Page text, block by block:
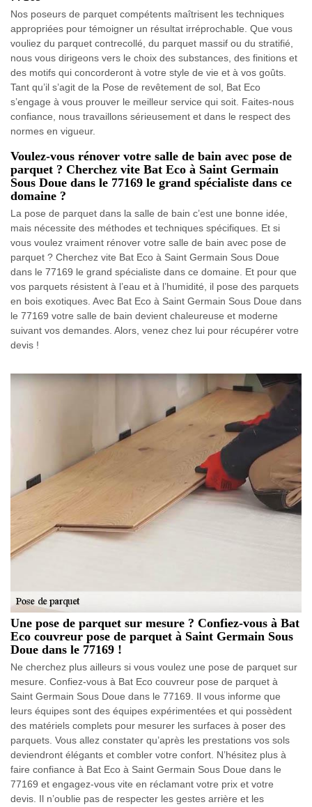
Nos poseurs de parquet compétents maîtrisent les techniques
appropriées pour témoigner un résultat irréprochable. Que vous
vouliez du parquet contrecollé, du parquet massif ou du stratifié,
nous vous dirigeons vers le choix des substances, des finitions et
des motifs qui concorderont à votre style de vie et à vos goûts.
Tant qu’il s’agit de la Pose de revêtement de sol, Bat Eco
s’engage à vous prouver le meilleur service qui soit. Faites-nous
confiance, nous travaillons sérieusement et dans le respect des
normes en vigueur.
Voulez-vous rénover votre salle de bain avec pose de
parquet ? Cherchez vite Bat Eco à Saint Germain
Sous Doue dans le 77169 le grand spécialiste dans ce
domaine ?
La pose de parquet dans la salle de bain c’est une bonne idée,
mais nécessite des méthodes et techniques spécifiques. Et si
vous voulez vraiment rénover votre salle de bain avec pose de
parquet ? Cherchez vite Bat Eco à Saint Germain Sous Doue
dans le 77169 le grand spécialiste dans ce domaine. Et pour que
vos parquets résistent à l’eau et à l’humidité, il pose des parquets
en bois exotiques. Avec Bat Eco à Saint Germain Sous Doue dans
le 77169 votre salle de bain devient chaleureuse et moderne
suivant vos demandes. Alors, venez chez lui pour récupérer votre
devis !
Une pose de parquet sur mesure ? Confiez-vous à Bat
Eco couvreur pose de parquet à Saint Germain Sous
Doue dans le 77169 !
Ne cherchez plus ailleurs si vous voulez une pose de parquet sur
mesure. Confiez-vous à Bat Eco couvreur pose de parquet à
Saint Germain Sous Doue dans le 77169. Il vous informe que
leurs équipes sont des équipes expérimentées et qui possèdent
des matériels complets pour mesurer les surfaces à poser des
parquets. Vous allez constater qu’après les prestations vos sols
deviendront élégants et combler votre confort. N’hésitez plus à
faire confiance à Bat Eco à Saint Germain Sous Doue dans le
77169 et engagez-vous vite en réclamant votre prix et votre
devis. Il n’oublie pas de respecter les gestes arrière et les